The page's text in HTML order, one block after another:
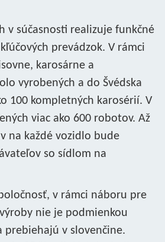
v súčasnosti realizuje funkčné
prevádzok. V rámci
karosárne a
vyrobených a do Švédska
100 kompletných karosérií. V
viac ako 600 robotov. Až
na každé vozidlo bude
so sídlom na
v rámci náboru pre
nie je podmienkou
prebiehajú v slovenčine.